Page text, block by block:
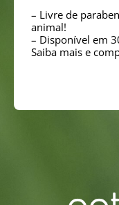
– Livre de
animal!
– Disponível em
Saiba mais e